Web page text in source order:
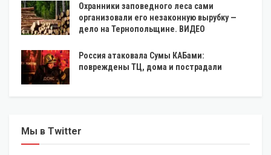
Охранники заповедного леса сами
организовали его незаконную вырубку —
дело на Тернопольщине. ВИДЕО
Россия атаковала Сумы КАБами:
повреждены ТЦ, дома и пострадали
Мы в Twitter